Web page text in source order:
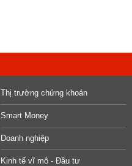
Thị trường chứng khoán
Smart Money
Doanh nghiệp
Kinh tế vĩ mô - Đầu tư